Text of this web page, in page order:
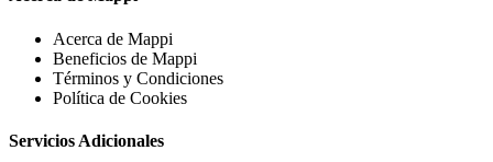
Acerca de Mappi
Beneficios de Mappi
Términos y Condiciones
Política de Cookies
Servicios Adicionales